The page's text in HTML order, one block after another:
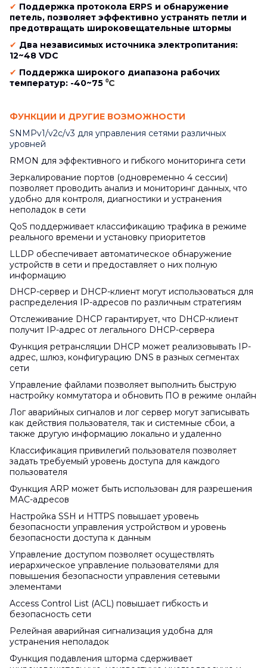
✔ Поддержка протокола ERPS и обнаружение
петель, позволяет эффективно устранять петли и
предотвращать широковещательные штормы
✔ Два независимых источника электропитания:
12~48 VDC
✔ Поддержка широкого диапазона рабочих
температур: -40~75 ⁰C
ФУНКЦИИ И ДРУГИЕ ВОЗМОЖНОСТИ
SNMPv1/v2c/v3 для управления сетями различных
уровней
RMON для эффективного и гибкого мониторинга сети
Зеркалирование портов (одновременно 4 сессии)
позволяет проводить анализ и мониторинг данных, что
удобно для контроля, диагностики и устранения
неполадок в сети
QoS поддерживает классификацию трафика в режиме
реального времени и установку приоритетов
LLDP обеспечивает автоматическое обнаружение
устройств в сети и предоставляет о них полную
информацию
DHCP-сервер и DHCP-клиент могут использоваться для
распределения IP-адресов по различным стратегиям
Отслеживание DHCP гарантирует, что DHCP-клиент
получит IP-адрес от легального DHCP-сервера
Функция ретрансляции DHCP может реализовывать IP-
адрес, шлюз, конфигурацию DNS в разных сегментах
сети
Управление файлами позволяет выполнить быструю
настройку коммутатора и обновить ПО в режиме онлайн
Лог аварийных сигналов и лог сервер могут записывать
как действия пользователя, так и системные сбои, а
также другую информацию локально и удаленно
Классификация привилегий пользователя позволяет
задать требуемый уровень доступа для каждого
пользователя
Функция ARP может быть использован для разрешения
MAC-адресов
Настройка SSH и HTTPS повышает уровень
безопасности управления устройством и уровень
безопасности доступа к данным
Управление доступом позволяет осуществлять
иерархическое управление пользователями для
повышения безопасности управления сетевыми
элементами
Access Control List (ACL) повышает гибкость и
безопасность сети
Релейная аварийная сигнализация удобна для
устранения неполадок
Функция подавления шторма сдерживает